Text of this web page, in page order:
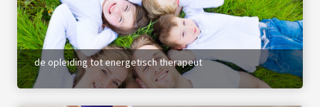
de opleiding tot energetisch therapeut